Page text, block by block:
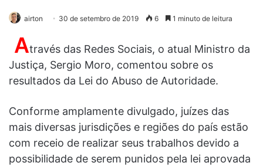
airton 30 de setembro de 2019 6 1 minuto de leitura
Através das Redes Sociais, o atual Ministro da
Justiça, Sergio Moro, comentou sobre os
resultados da Lei do Abuso de Autoridade.
Conforme amplamente divulgado, juízes das
mais diversas jurisdições e regiões do país estão
com receio de realizar seus trabalhos devido a
possibilidade de serem punidos pela lei aprovada